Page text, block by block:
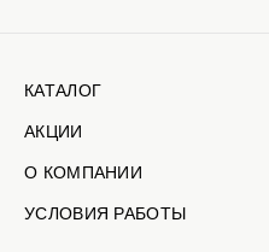
КАТАЛОГ
АКЦИИ
О КОМПАНИИ
УСЛОВИЯ РАБОТЫ